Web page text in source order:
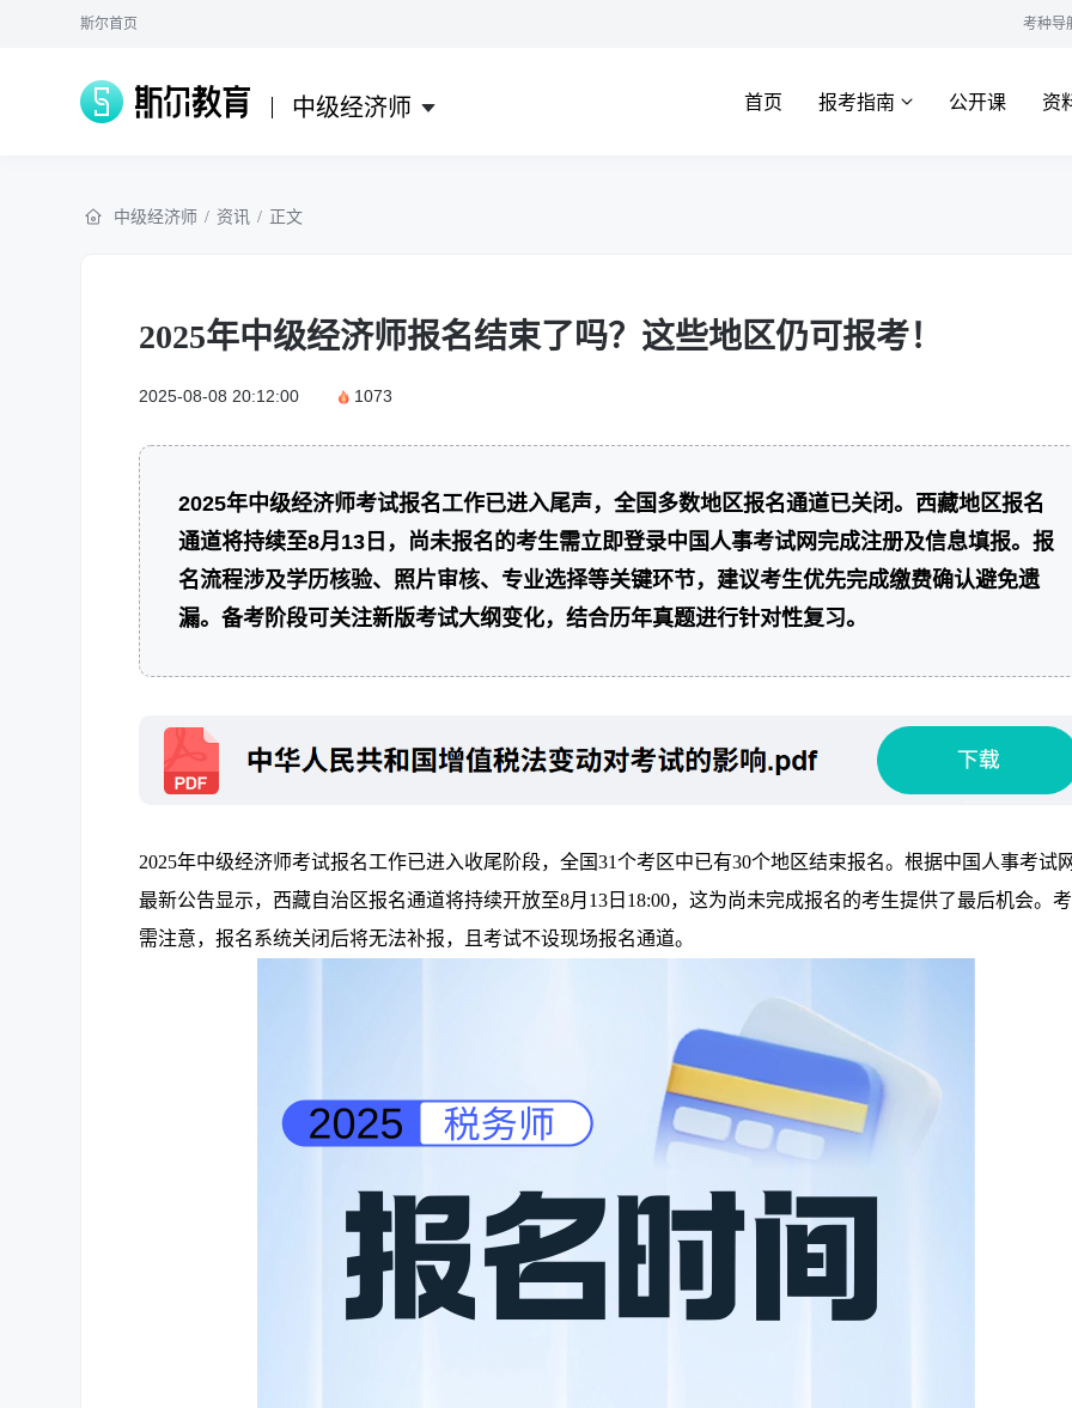
斯尔首页 考种导
中级经济师 首页 报考指南 公开课 资
中级经济师 / 资讯 / 正文
2025年中级经济师报名结束了吗？这些地区仍可报考！
2025-08-08 20:12:00 1073
2025年中级经济师考试报名工作已进入尾声，全国多数地区报名通道已关闭。西藏地区报名
通道将持续至8月13日，尚未报名的考生需立即登录中国人事考试网完成注册及信息填报。报
名流程涉及学历核验、照片审核、专业选择等关键环节，建议考生优先完成缴费确认避免遗
漏。备考阶段可关注新版考试大纲变化，结合历年真题进行针对性复习。
2025年中级经济师考试报名工作已进入收尾阶段，全国31个考区中已有30个地区结束报名。根据中国人事考试
最新公告显示，西藏自治区报名通道将持续开放至8月13日18:00，这为尚未完成报名的考生提供了最后机会。
需注意，报名系统关闭后将无法补报，且考试不设现场报名通道。